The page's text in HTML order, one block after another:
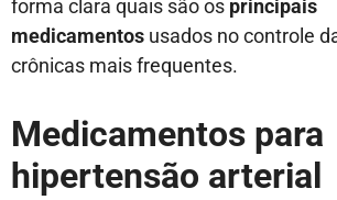
forma clara quais são os principais
medicamentos usados no controle
crônicas mais frequentes.
Medicamentos para
hipertensão arterial